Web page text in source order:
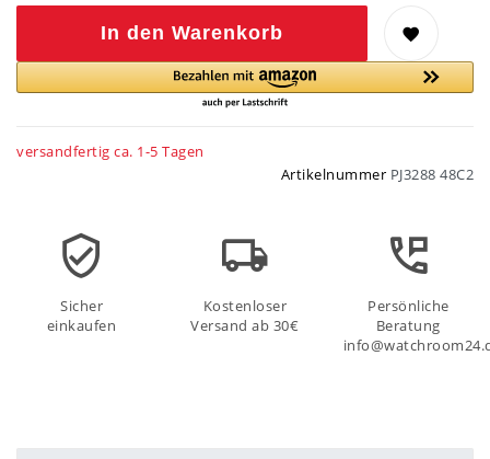
In den Warenkorb
versandfertig ca. 1-5 Tagen
Artikelnummer PJ3288 48C2
Sicher
einkaufen
Kostenloser
Versand ab 30€
Persönliche
Beratung